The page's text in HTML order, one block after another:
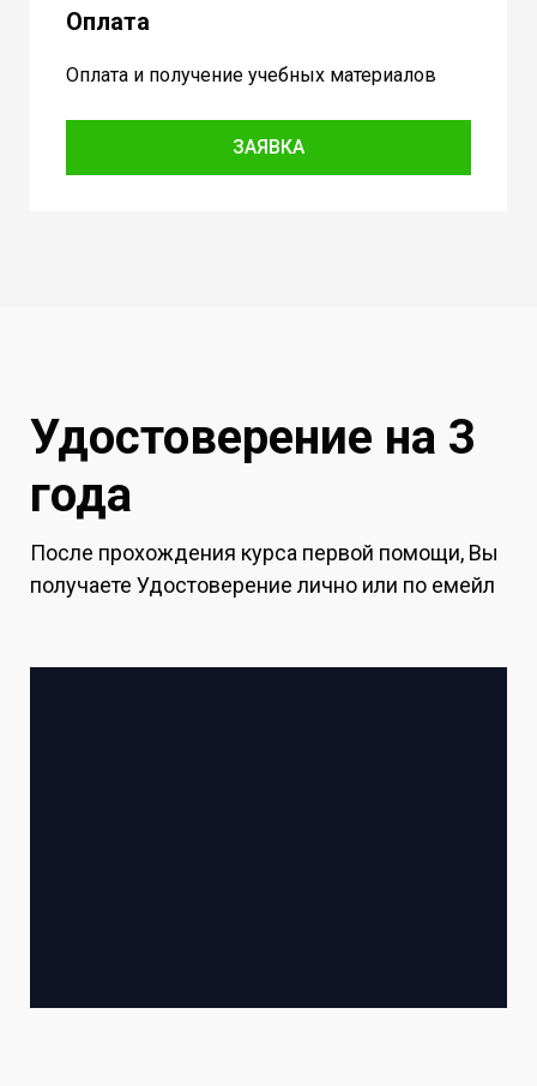
Оплата
Оплата и получение учебных материалов
ЗАЯВКА
Удостоверение на 3
года
После прохождения курса первой помощи, Вы
получаете Удостоверение лично или по емейл